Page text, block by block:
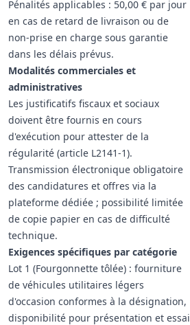
Pénalités applicables : 50,00 € par jour
en cas de retard de livraison ou de
non‑prise en charge sous garantie
dans les délais prévus.
Modalités commerciales et
administratives
Les justificatifs fiscaux et sociaux
doivent être fournis en cours
d'exécution pour attester de la
régularité (article L2141‑1).
Transmission électronique obligatoire
des candidatures et offres via la
plateforme dédiée ; possibilité limitée
de copie papier en cas de difficulté
technique.
Exigences spécifiques par catégorie
Lot 1 (Fourgonnette tôlée) : fourniture
de véhicules utilitaires légers
d'occasion conformes à la désignation,
disponibilité pour présentation et essai